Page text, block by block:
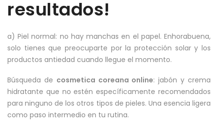
resultados!
a) Piel normal: no hay manchas en el papel. Enhorabuena,
solo tienes que preocuparte por la protección solar y los
productos antiedad cuando llegue el momento.
Búsqueda de cosmetica coreana online: jabón y crema
hidratante que no estén específicamente recomendados
para ninguno de los otros tipos de pieles. Una esencia ligera
como paso intermedio en tu rutina.